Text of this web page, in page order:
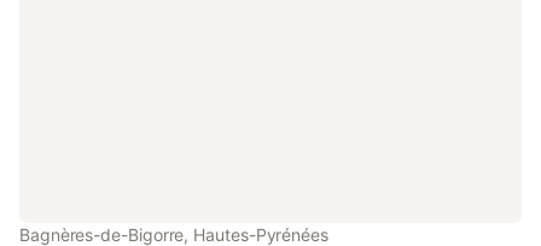
Bagnères-de-Bigorre, Hautes-Pyrénées